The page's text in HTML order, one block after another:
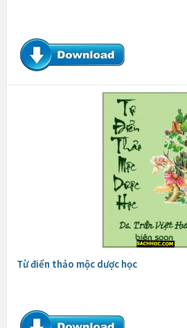
Từ điển thảo mộc dược học